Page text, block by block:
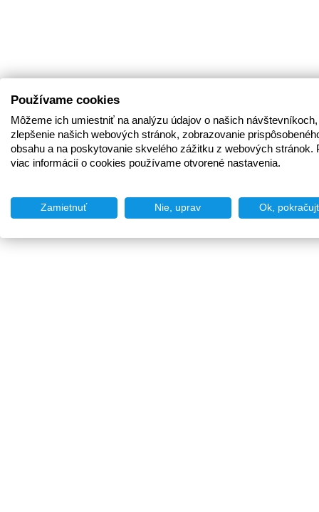
Používame cookies
Môžeme ich umiestniť na analýzu údajov o našich
zlepšenie našich webových stránok, zobrazovanie
obsahu a na poskytovanie skvelého zážitku z webových stránok.
viac informácií o cookies používame otvorené nastavenia.
Zamietnuť Nie, uprav Ok,